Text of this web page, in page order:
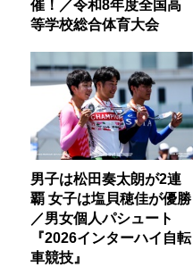
催！／令和8年度全国高
等学校総合体育大会
男子は松田奏太朗が2連
覇 女子は塩貝穂佳が優勝
／男女個人パシュート
『2026インターハイ自転
車競技』